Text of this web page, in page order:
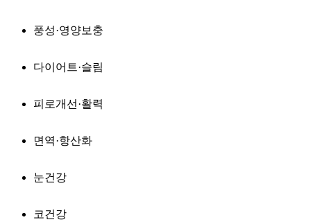
풍성·영양보충
다이어트·슬림
피로개선·활력
면역·항산화
눈건강
코건강